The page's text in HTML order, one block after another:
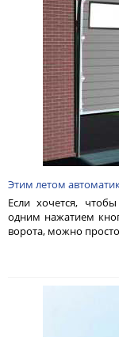
Этим летом
Если хочется,
одним нажатием
ворота, можно